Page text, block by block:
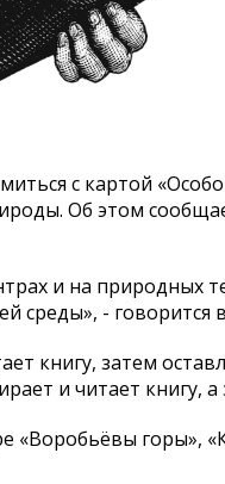
с картой
Об этом
и на природных
- говорится
книгу, затем
и читает книгу,
«Воробьёвы горы»,